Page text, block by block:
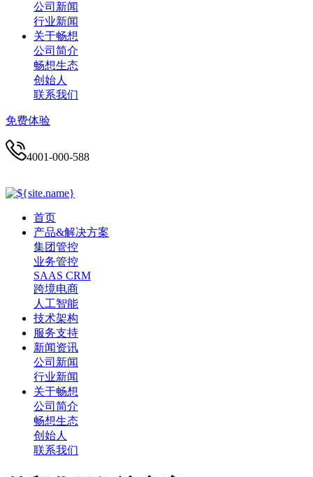
公司新闻
行业新闻
关于畅想
公司简介
畅想生态
创始人
联系我们
免费体验
4001-000-588
首页
产品&解决方案
集团管控
业务管控
SAAS CRM
跨境电商
人工智能
技术架构
服务支持
新闻资讯
公司新闻
行业新闻
关于畅想
公司简介
畅想生态
创始人
联系我们